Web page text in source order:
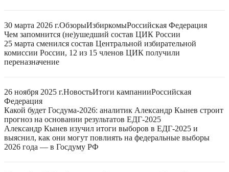
30 марта 2026 г.ОбзорыИзбиркомыРоссийская Федерация
Чем запомнится (не)ушедший состав ЦИК России
25 марта сменился состав Центральной избирательной
комиссии России, 12 из 15 членов ЦИК получили
переназначение
26 ноября 2025 г.НовостьИтоги кампанииРоссийская
Федерация
Какой будет Госдума-2026: аналитик Александр Кынев строит
прогноз на основании результатов ЕДГ-2025
Александр Кынев изучил итоги выборов в ЕДГ-2025 и
выяснил, как они могут повлиять на федеральные выборы
2026 года — в Госдуму РФ